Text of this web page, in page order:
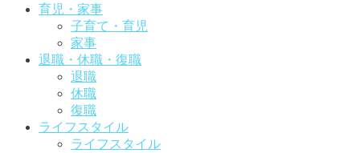
育児・家事
子育て・育児
家事
退職・休職・復職
退職
休職
復職
ライフスタイル
ライフスタイル